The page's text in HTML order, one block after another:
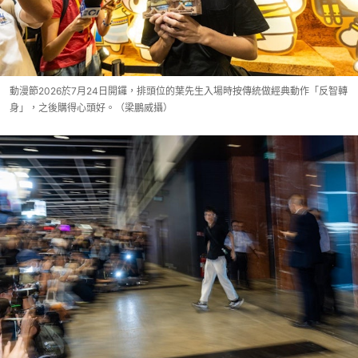
動漫節2026於7月24日開鑼，排頭位的葉先生入場時按傳統做經典動作「反智轉
身」，之後購得心頭好。（梁鵬威攝）